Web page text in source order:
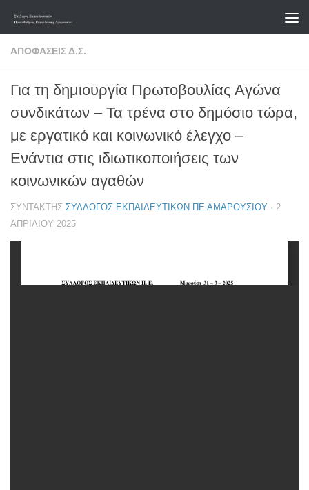
Skip to content
ΑΠΟΦΆΣΕΙΣ Δ.Σ.
Για τη δημιουργία Πρωτοβουλίας Αγώνα
συνδικάτων – Τα τρένα στο δημόσιο τώρα,
με εργατικό και κοινωνικό έλεγχο –
Ενάντια στις ιδιωτικοποιήσεις των
κοινωνικών αγαθών
ΣΥΝΤΆΚΤΗΣ ΣΎΛΛΟΓΟΣ ΕΚΠΑΙΔΕΥΤΙΚΏΝ ΠΕ ΑΜΑΡΟΥΣΊΟΥ · 2
ΑΠΡΙΛΊΟΥ 2025